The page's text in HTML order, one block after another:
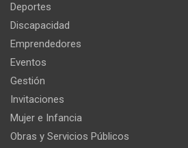
Deportes
Discapacidad
Emprendedores
Eventos
Gestión
Invitaciones
Mujer e Infancia
Obras y Servicios Públicos